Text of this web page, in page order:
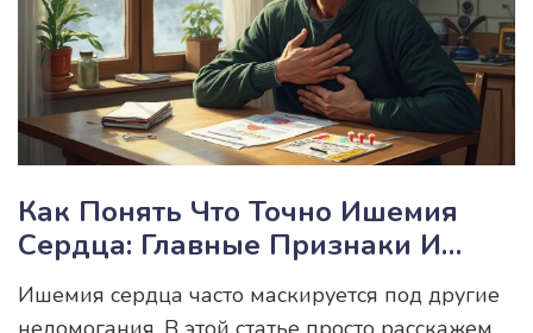
советами.
Как Понять Что Точно Ишемия
Сердца: Главные Признаки И
Расшифровка Анализов
Ишемия сердца часто маскируется под другие